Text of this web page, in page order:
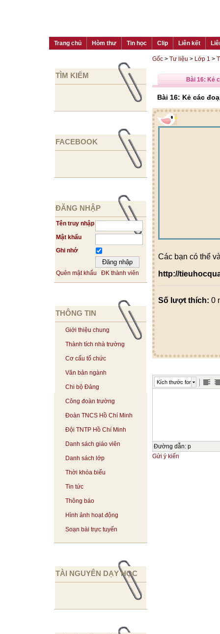
Trang chủ Hòm thư Tin học Clip Liên kết
TÌM KIẾM
FACEBOOK
ĐĂNG NHẬP
Tên truy nhập
Mật khẩu
Ghi nhớ
Quên mật khẩu ĐK thành viên
THÔNG TIN
Giới thiệu chung
Thành tích nhà trường
Cơ cấu tổ chức
Văn bản ngành
Chi bộ Đảng
Công đoàn trường
Đoàn TNCS Hồ Chí Minh
Đội TNTP Hồ Chí Minh
Danh sách giáo viên
Danh sách lớp
Thời khóa biểu
Tin tức
Thông báo
Hình ảnh hoạt động
Soạn bài trực tuyến
TÀI NGUYÊN DẠY HỌC
Gốc > Tư liệu > Lớp 1 >
Bài 16: Kẻ
Bài 16: Kẻ các
Các bạn có thể
http://
Số lượt thích: 0
Kích thước font
Đường dẫn: p
Gửi ý kiến